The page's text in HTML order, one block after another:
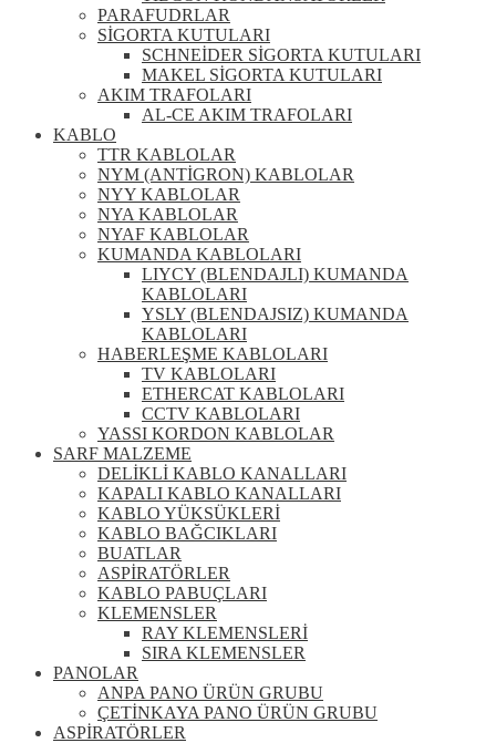
PARAFUDRLAR
SİGORTA KUTULARI
SCHNEİDER SİGORTA KUTULARI
MAKEL SİGORTA KUTULARI
AKIM TRAFOLARI
AL-CE AKIM TRAFOLARI
KABLO
TTR KABLOLAR
NYM (ANTİGRON) KABLOLAR
NYY KABLOLAR
NYA KABLOLAR
NYAF KABLOLAR
KUMANDA KABLOLARI
LIYCY (BLENDAJLI) KUMANDA
KABLOLARI
YSLY (BLENDAJSIZ) KUMANDA
KABLOLARI
HABERLEŞME KABLOLARI
TV KABLOLARI
ETHERCAT KABLOLARI
CCTV KABLOLARI
YASSI KORDON KABLOLAR
SARF MALZEME
DELİKLİ KABLO KANALLARI
KAPALI KABLO KANALLARI
KABLO YÜKSÜKLERİ
KABLO BAĞCIKLARI
BUATLAR
ASPİRATÖRLER
KABLO PABUÇLARI
KLEMENSLER
RAY KLEMENSLERİ
SIRA KLEMENSLER
PANOLAR
ANPA PANO ÜRÜN GRUBU
ÇETİNKAYA PANO ÜRÜN GRUBU
ASPİRATÖRLER